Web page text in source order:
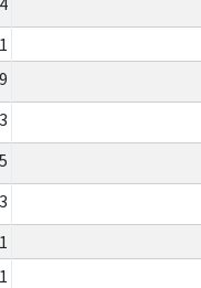
5
3
1
1